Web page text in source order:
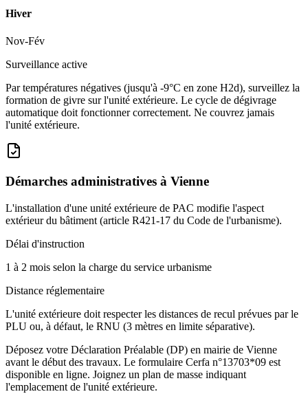
Hiver
Nov-Fév
Surveillance active
Par températures négatives (jusqu'à -9°C en zone H2d), surveillez la
formation de givre sur l'unité extérieure. Le cycle de dégivrage
automatique doit fonctionner correctement. Ne couvrez jamais
l'unité extérieure.
Démarches administratives à Vienne
L'installation d'une unité extérieure de PAC modifie l'aspect
extérieur du bâtiment (article R421-17 du Code de l'urbanisme).
Délai d'instruction
1 à 2 mois selon la charge du service urbanisme
Distance réglementaire
L'unité extérieure doit respecter les distances de recul prévues par le
PLU ou, à défaut, le RNU (3 mètres en limite séparative).
Déposez votre Déclaration Préalable (DP) en mairie de Vienne
avant le début des travaux. Le formulaire Cerfa n°13703*09 est
disponible en ligne. Joignez un plan de masse indiquant
l'emplacement de l'unité extérieure.